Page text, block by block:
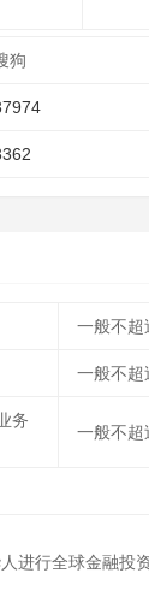
狗
一般不超
一般不超
务
一般不超
进行全球金融投